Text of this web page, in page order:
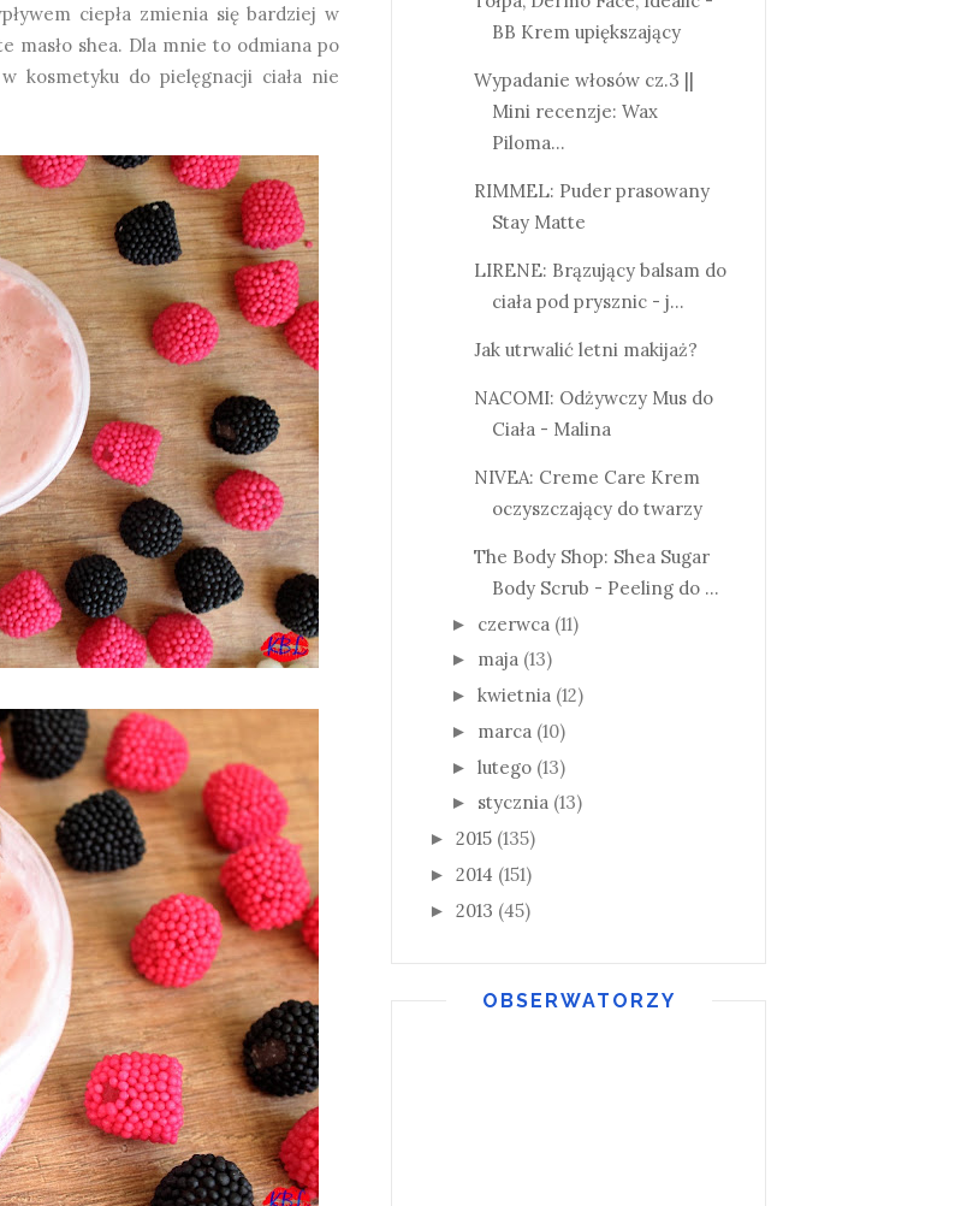
ciepła zmienia się bardziej w
masło shea. Dla mnie to odmiana po
kosmetyku do pielęgnacji ciała nie
BB Krem upiększający
Wypadanie włosów cz.3 ||
Mini recenzje: Wax
Piloma...
RIMMEL: Puder prasowany
Stay Matte
LIRENE: Brązujący balsam do
ciała pod prysznic - j...
Jak utrwalić letni makijaż?
NACOMI: Odżywczy Mus do
Ciała - Malina
NIVEA: Creme Care Krem
oczyszczający do twarzy
The Body Shop: Shea Sugar
Body Scrub - Peeling do ...
► czerwca (11)
► maja (13)
► kwietnia (12)
► marca (10)
► lutego (13)
► stycznia (13)
► 2015 (135)
► 2014 (151)
► 2013 (45)
OBSERWATORZY